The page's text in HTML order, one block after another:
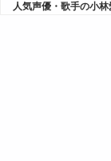
人気声優・歌手の小